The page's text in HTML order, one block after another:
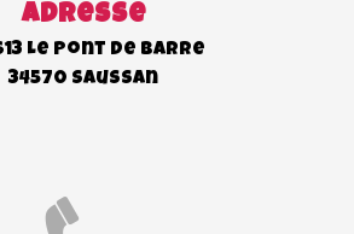
Adresse
Le Pont de Barre
34570 Saussan